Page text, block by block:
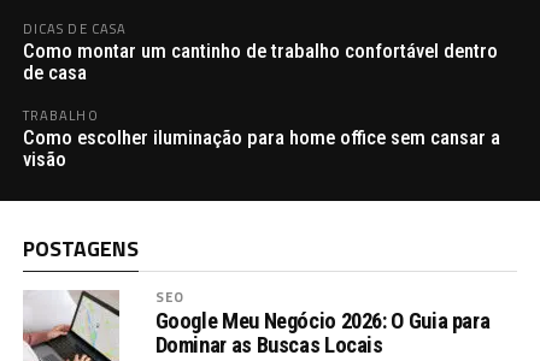
DICAS DE CASA
Como montar um cantinho de trabalho confortável dentro
de casa
TRABALHO
Como escolher iluminação para home office sem cansar a
visão
POSTAGENS
SEO
Google Meu Negócio 2026: O Guia para
Dominar as Buscas Locais